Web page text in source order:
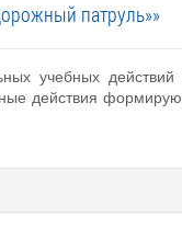
патруль»»
учебных действий
действия